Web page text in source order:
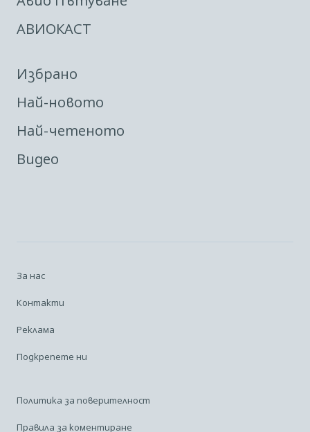
АВИОКАСТ
Избрано
Най-новото
Най-четеното
Видео
За нас
Контакти
Реклама
Подкрепете ни
Политика за поверителност
Правила за коментиране